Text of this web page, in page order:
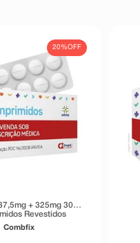
20%OFF
+ 325mg 30
Revestidos
Combfix